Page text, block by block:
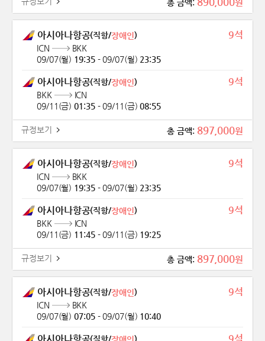
총 금액: 원
아시아나항공(직항/장애인) 9석
ICN
BKK
09/07(월) 19:35 - 09/07(월) 23:35
아시아나항공(직항/장애인) 9석
BKK
ICN
09/11(금) 01:35 - 09/11(금) 08:55
총 금액: 897,000원
규정보기
아시아나항공(직항/장애인) 9석
ICN
BKK
09/07(월) 19:35 - 09/07(월) 23:35
아시아나항공(직항/장애인) 9석
BKK
ICN
09/11(금) 11:45 - 09/11(금) 19:25
총 금액: 897,000원
규정보기
아시아나항공(직항/장애인) 9석
ICN
BKK
09/07(월) 07:05 - 09/07(월) 10:40
(직항/장애인) 9석